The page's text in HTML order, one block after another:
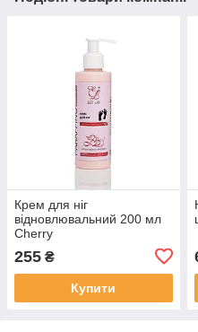
Крем для ніг
відновлювальний 200 мл
Cherry
255 ₴
Купити